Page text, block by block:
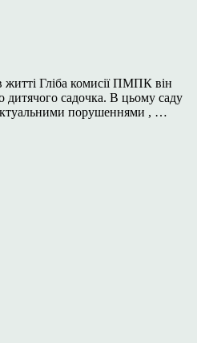
Гліба комисії ПМПК він
дитячого садочка. В цьому саду
порушеннями , …